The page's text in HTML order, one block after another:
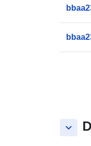
keyboard_arrow_down